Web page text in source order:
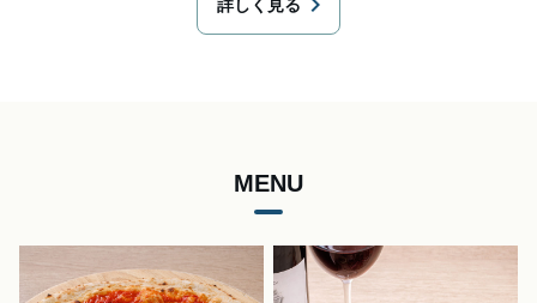
詳しく見る
MENU